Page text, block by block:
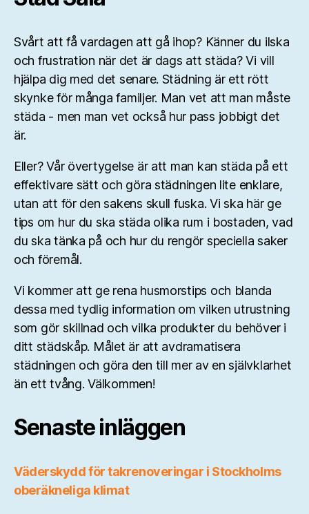
Svårt att få vardagen att gå ihop? Känner du ilska
och frustration när det är dags att städa? Vi vill
hjälpa dig med det senare. Städning är ett rött
skynke för många familjer. Man vet att man måste
städa - men man vet också hur pass jobbigt det
är.
Eller? Vår övertygelse är att man kan städa på ett
effektivare sätt och göra städningen lite enklare,
utan att för den sakens skull fuska. Vi ska här ge
tips om hur du ska städa olika rum i bostaden, vad
du ska tänka på och hur du rengör speciella saker
och föremål.
Vi kommer att ge rena husmorstips och blanda
dessa med tydlig information om vilken utrustning
som gör skillnad och vilka produkter du behöver i
ditt städskåp. Målet är att avdramatisera
städningen och göra den till mer av en självklarhet
än ett tvång. Välkommen!
Senaste inläggen
Väderskydd för takrenoveringar i Stockholms
oberäkneliga klimat